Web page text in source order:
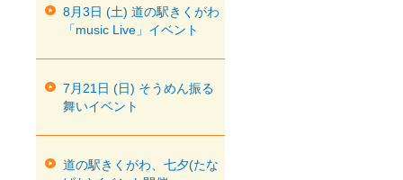
8月3日 (土) 道の駅きくがわ
「music Live」イベント
7月21日 (日) そうめん振る
舞いイベント
道の駅きくがわ、七夕(たな